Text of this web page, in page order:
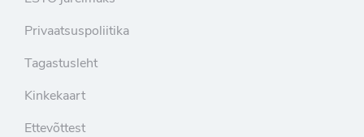
Privaatsuspoliitika
Tagastusleht
Kinkekaart
Ettevõttest